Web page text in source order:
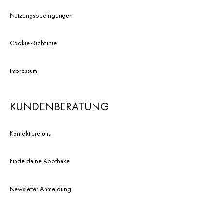
Nutzungsbedingungen
Cookie-Richtlinie
Impressum
KUNDENBERATUNG
Kontaktiere uns
Finde deine Apotheke
Newsletter Anmeldung